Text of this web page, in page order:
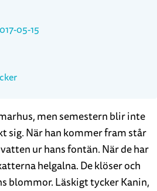
05-15
men semestern blir inte
sig. När han kommer fram står
ur hans fontän. När de har
helgalna. De klöser och
blommor. Läskigt tycker Kanin,